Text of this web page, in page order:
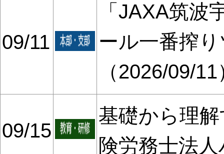
09/11
「JAXA筑波
ール一番搾
（2026/09/
09/15
基礎から理
険労務士法